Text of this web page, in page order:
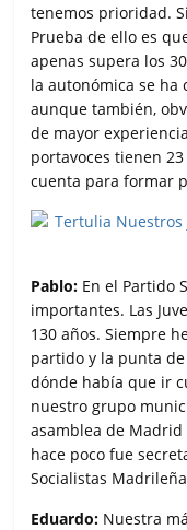
tenemos prioridad.
Prueba de ello es
apenas supera los
la autonómica se ha
aunque también,
de mayor
portavoces tienen
cuenta para formar
Pablo: En el Partido
importantes. Las
130 años. Siempre
partido y la punta
dónde había que ir
nuestro grupo
asamblea de Madrid
hace poco fue
Socialistas
Eduardo: Nuestra